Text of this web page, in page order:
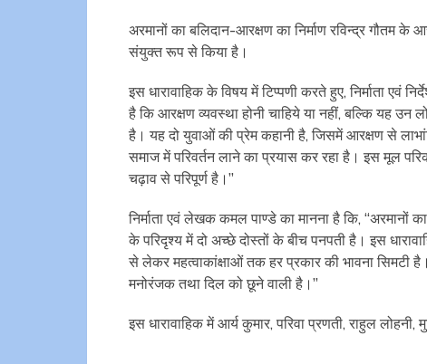
अरमानों का बलिदान-आरक्षण का निर्माण रविन्द्र गौतम
संयुक्त रूप से किया है।
इस धारावाहिक के विषय में टिप्पणी करते हुए, निर्माता एवं
है कि आरक्षण व्यवस्था होनी चाहिये या नहीं, बल्कि यह
है। यह दो युवाओं की प्रेम कहानी है, जिसमें आरक्षण से
समाज में परिवर्तन लाने का प्रयास कर रहा है। इस मूल
चढ़ाव से परिपूर्ण है।’’
निर्माता एवं लेखक कमल पाण्डे का मानना है कि,
के परिदृश्य में दो अच्छे दोस्तों के बीच पनपती है। इस
से लेकर महत्वाकांक्षाओं तक हर प्रकार की भावना सिमटी
मनोरंजक तथा दिल को छूने वाली है।’’
इस धारावाहिक में आर्य कुमार, परिवा प्रणती, राहुल